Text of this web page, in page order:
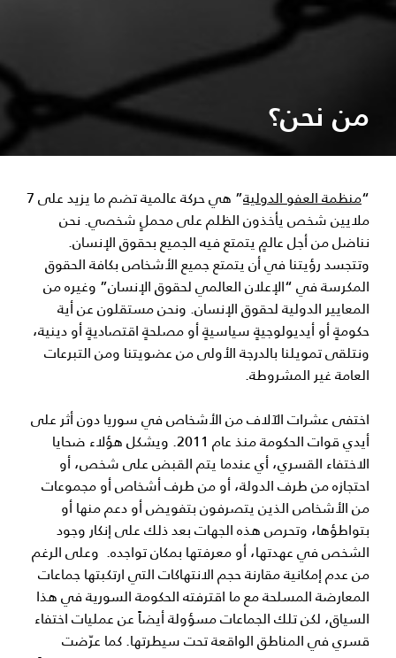
من نحن؟
“منظمة العفو الدولية
” هي حركة عالمية تضم ما يزيد على 7
ملايين شخص يأخذون الظلم على محملٍ شخصي. نحن
نناضل من أجل عالمٍ يتمتع فيه الجميع بحقوق الإنسان.
وتتجسد رؤيتنا في أن يتمتع جميع الأشخاص بكافة الحقوق
المكرسة في “الإعلان العالمي لحقوق الإنسان” وغيره من
المعايير الدولية لحقوق الإنسان. ونحن مستقلون عن أية
حكومةٍ أو أيديولوجيةٍ سياسيةٍ أو مصلحةٍ اقتصاديةٍ أو دينية،
ونتلقى تمويلنا بالدرجة الأولى من عضويتنا ومن التبرعات
العامة غير المشروطة.
اختفى عشرات الآلاف من الأشخاص في سوريا دون أثر على
أيدي قوات الحكومة منذ عام 2011. ويشكل هؤلاء ضحايا
الاختفاء القسري، أي عندما يتم القبض على شخص، أو
احتجازه من طرف الدولة، أو من طرف أشخاص أو مجموعات
من الأشخاص الذين يتصرفون بتفويض أو دعم منها أو
بتواطؤها، وتحرص هذه الجهات بعد ذلك على إنكار وجود
الشخص في عهدتها، أو معرفتها بمكان تواجده. وعلى الرغم
من عدم إمكانية مقارنة حجم الانتهاكات التي ارتكبتها جماعات
المعارضة المسلحة مع ما اقترفته الحكومة السورية في هذا
السياق، لكن تلك الجماعات مسؤولة أيضاً عن عمليات اختفاء
قسري في المناطق الواقعة تحت سيطرتها. كما عرّضت